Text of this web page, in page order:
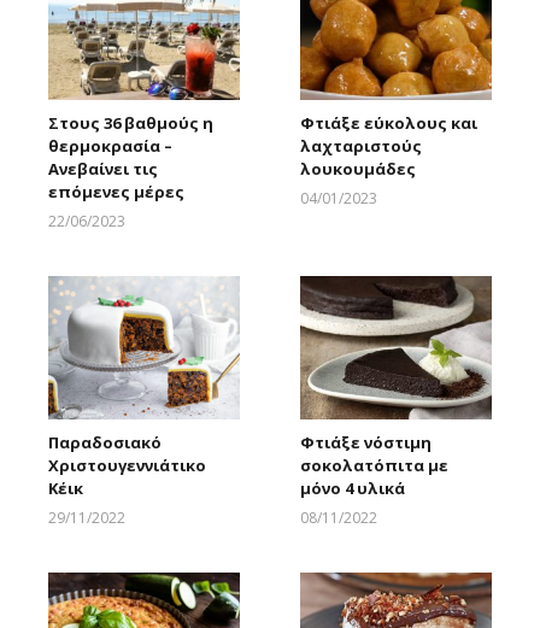
Στους 36 βαθμούς η
θερμοκρασία –
Ανεβαίνει τις
επόμενες μέρες
22/06/2023
Φτιάξε εύκολους και
λαχταριστούς
λουκουμάδες
04/01/2023
Παραδοσιακό
Χριστουγεννιάτικο
Κέικ
29/11/2022
Φτιάξε νόστιμη
σοκολατόπιτα με
μόνο 4 υλικά
08/11/2022